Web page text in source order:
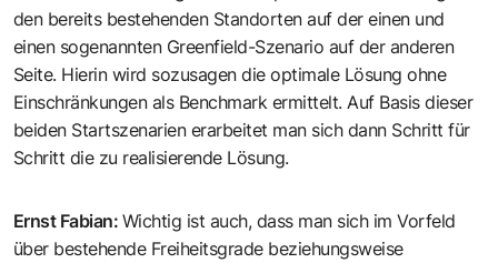
den bereits bestehenden Standorten auf der einen und
einen sogenannten Greenfield-Szenario auf der anderen
Seite. Hierin wird sozusagen die optimale Lösung ohne
Einschränkungen als Benchmark ermittelt. Auf Basis dieser
beiden Startszenarien erarbeitet man sich dann Schritt für
Schritt die zu realisierende Lösung.
Ernst Fabian: Wichtig ist auch, dass man sich im Vorfeld
über bestehende Freiheitsgrade beziehungsweise